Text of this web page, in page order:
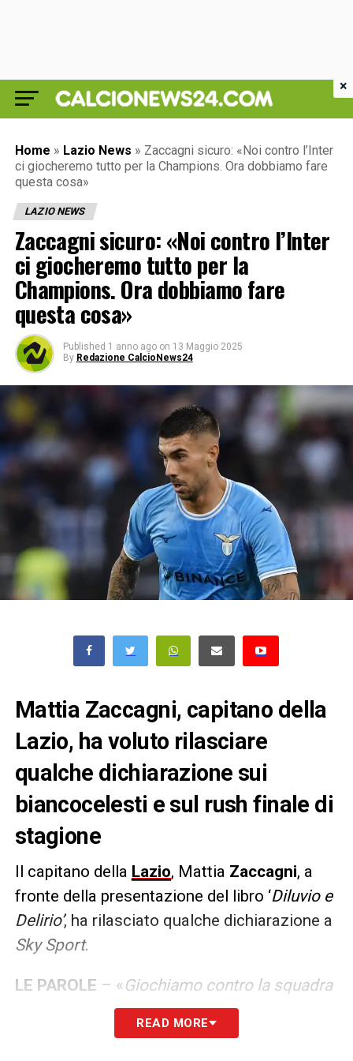
Home » Lazio News » Zaccagni sicuro: «Noi contro l’Inter
ci giocheremo tutto per la Champions. Ora dobbiamo fare
questa cosa»
LAZIO NEWS
Zaccagni sicuro: «Noi contro l’Inter
ci giocheremo tutto per la
Champions. Ora dobbiamo fare
questa cosa»
Published 1 anno ago on 13 Maggio 2025
By Redazione CalcioNews24
Mattia Zaccagni, capitano della
Lazio, ha voluto rilasciare
qualche dichiarazione sui
biancocelesti e sul rush finale di
stagione
Il capitano della Lazio, Mattia Zaccagni, a
fronte della presentazione del libro ‘Diluvio e
Delirio’, ha rilasciato qualche dichiarazione a
Sky Sport.
LE PAROLE – «Giochiamo contro la squadra
più forte d’Italia, forse
L’Interscenderà sicuramente in
READ MORE
×